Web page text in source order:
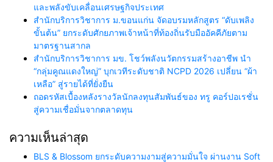
และพลังขับเคลื่อนเศรษฐกิจประเทศ
สำนักบริการวิชาการ ม.ขอนแก่น จัดอบรมหลักสูตร “ดับเพลิง
ขั้นต้น” ยกระดับศักยภาพเจ้าหน้าที่ท้องถิ่นรับมืออัคคีภัยตาม
มาตรฐานสากล
สำนักบริการวิชาการ มข. โชว์พลังนวัตกรรมสร้างอาชีพ นำ
“กลุ่มคูณแดงใหญ่” บุกเวทีระดับชาติ NCPD 2026 เปลี่ยน “ผ้า
เหลือ” สู่รายได้ที่ยั่งยืน
ถอดรหัสเบื้องหลังรางวัลนักลงทุนสัมพันธ์ของ ทรู คอร์ปอเรชั่น
สู่ความเชื่อมั่นจากตลาดทุน
ความเห็นล่าสุด
BLS & Blossom ยกระดับความงามสู่ความมั่นใจ ผ่านงาน Soft